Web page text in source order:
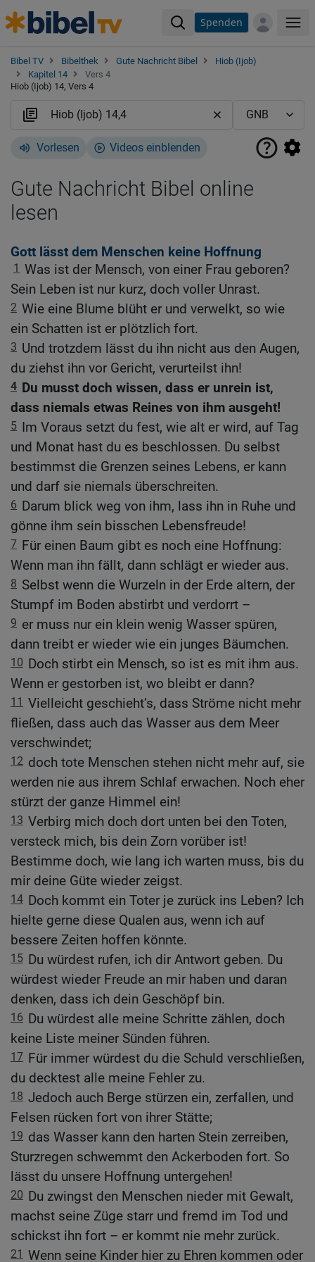
Spenden
Bibel TV Bibelthek Gute Nachricht Bibel
Hiob (Ijob)
Kapitel 14
Vers 4
Hiob (Ijob) 14, Vers 4
Vorlesen Videos einblenden
Gute Nachricht Bibel online
lesen
Gott lässt dem Menschen keine Hoffnung
1 Was ist der Mensch, von einer Frau geboren?
Sein Leben ist nur kurz, doch voller Unrast.
2 Wie eine Blume blüht er und verwelkt, so wie
ein Schatten ist er plötzlich fort.
3 Und trotzdem lässt du ihn nicht aus den Augen,
du ziehst ihn vor Gericht, verurteilst ihn!
4 Du musst doch wissen, dass er unrein ist,
dass niemals etwas Reines von ihm ausgeht!
5 Im Voraus setzt du fest, wie alt er wird, auf Tag
und Monat hast du es beschlossen. Du selbst
bestimmst die Grenzen seines Lebens, er kann
und darf sie niemals überschreiten.
6 Darum blick weg von ihm, lass ihn in Ruhe und
gönne ihm sein bisschen Lebensfreude!
7 Für einen Baum gibt es noch eine Hoffnung:
Wenn man ihn fällt, dann schlägt er wieder aus.
8 Selbst wenn die Wurzeln in der Erde altern, der
Stumpf im Boden abstirbt und verdorrt –
9 er muss nur ein klein wenig Wasser spüren,
dann treibt er wieder wie ein junges Bäumchen.
10 Doch stirbt ein Mensch, so ist es mit ihm aus.
Wenn er gestorben ist, wo bleibt er dann?
11 Vielleicht geschieht’s, dass Ströme nicht mehr
fließen, dass auch das Wasser aus dem Meer
verschwindet;
12 doch tote Menschen stehen nicht mehr auf, sie
werden nie aus ihrem Schlaf erwachen. Noch eher
stürzt der ganze Himmel ein!
13 Verbirg mich doch dort unten bei den Toten,
versteck mich, bis dein Zorn vorüber ist!
Bestimme doch, wie lang ich warten muss, bis du
mir deine Güte wieder zeigst.
14 Doch kommt ein Toter je zurück ins Leben? Ich
hielte gerne diese Qualen aus, wenn ich auf
bessere Zeiten hoffen könnte.
15 Du würdest rufen, ich dir Antwort geben. Du
würdest wieder Freude an mir haben und daran
denken, dass ich dein Geschöpf bin.
16 Du würdest alle meine Schritte zählen, doch
keine Liste meiner Sünden führen.
17 Für immer würdest du die Schuld verschließen,
du decktest alle meine Fehler zu.
18 Jedoch auch Berge stürzen ein, zerfallen, und
Felsen rücken fort von ihrer Stätte;
19 das Wasser kann den harten Stein zerreiben,
Sturzregen schwemmt den Ackerboden fort. So
lässt du unsere Hoffnung untergehen!
20 Du zwingst den Menschen nieder mit Gewalt,
machst seine Züge starr und fremd im Tod und
schickst ihn fort – er kommt nie mehr zurück.
21 Wenn seine Kinder hier zu Ehren kommen oder